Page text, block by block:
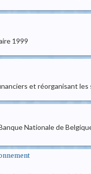
1999
et réorganisant
Nationale de